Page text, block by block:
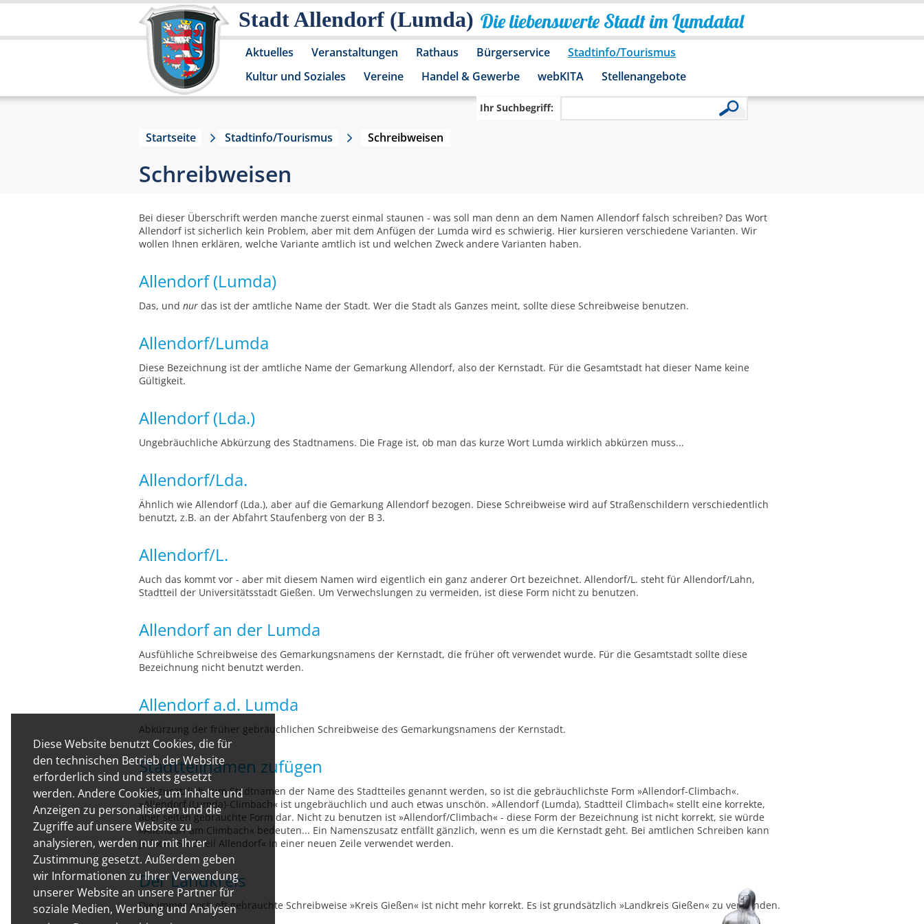
Diese Website benutzt Cookies, die für
den technischen Betrieb der Website
erforderlich sind und stets gesetzt
werden. Andere Cookies, um Inhalte und
Anzeigen zu personalisieren und die
Zugriffe auf unsere Website zu
analysieren, werden nur mit Ihrer
Zustimmung gesetzt. Außerdem geben
wir Informationen zu Ihrer Verwendung
unserer Website an unsere Partner für
soziale Medien, Werbung und Analysen
Stadt Allendorf (Lumda) Die liebenswerte Stadt im Lumdatal
Aktuelles Veranstaltungen Rathaus Bürgerservice
Stadtinfo/Tourismus
Kultur und Soziales
Vereine Handel & Gewerbe webKITA Stellenangebote
Ihr Suchbegriff:
Startseite Stadtinfo/Tourismus Schreibweisen
Schreibweisen
Bei dieser Überschrift werden manche zuerst einmal staunen - was soll man denn an dem Namen Allendorf falsch schreiben? Das Wort
Allendorf ist sicherlich kein Problem, aber mit dem Anfügen der Lumda wird es schwierig. Hier kursieren verschiedene Varianten. Wir
wollen Ihnen erklären, welche Variante amtlich ist und welchen Zweck andere Varianten haben.
Allendorf (Lumda)
Das, und nur das ist der amtliche Name der Stadt. Wer die Stadt als Ganzes meint, sollte diese Schreibweise benutzen.
Allendorf/Lumda
Diese Bezeichnung ist der amtliche Name der Gemarkung Allendorf, also der Kernstadt. Für die Gesamtstadt hat dieser Name keine
Gültigkeit.
Allendorf (Lda.)
Ungebräuchliche Abkürzung des Stadtnamens. Die Frage ist, ob man das kurze Wort Lumda wirklich abkürzen muss...
Allendorf/Lda.
Ähnlich wie Allendorf (Lda.), aber auf die Gemarkung Allendorf bezogen. Diese Schreibweise wird auf Straßenschildern verschiedentlich
benutzt, z.B. an der Abfahrt Staufenberg von der B 3.
Allendorf/L.
Auch das kommt vor - aber mit diesem Namen wird eigentlich ein ganz anderer Ort bezeichnet. Allendorf/L. steht für Allendorf/Lahn,
Stadtteil der Universitätsstadt Gießen. Um Verwechslungen zu vermeiden, ist diese Form nicht zu benutzen.
Allendorf an der Lumda
Ausfühliche Schreibweise des Gemarkungsnamens der Kernstadt, die früher oft verwendet wurde. Für die Gesamtstadt sollte diese
Bezeichnung nicht benutzt werden.
Allendorf a.d. Lumda
Abkürzung der früher gebräuchlichen Schreibweise des Gemarkungsnamens der Kernstadt.
Stadtteilnamen zufügen
Soll zusätzlich zum Stadtnamen der Name des Stadtteiles genannt werden, so ist die gebräuchlichste Form »Allendorf-Climbach«.
»Allendorf (Lumda)-Climbach« ist ungebräuchlich und auch etwas unschön. »Allendorf (Lumda), Stadtteil Climbach« stellt eine korrekte,
aber selten gebrauchte Form dar. Nicht zu benutzen ist »Allendorf/Climbach« - diese Form der Bezeichnung ist nicht korrekt, sie würde
»Allendorf am Climbach« bedeuten... Ein Namenszusatz entfällt gänzlich, wenn es um die Kernstadt geht. Bei amtlichen Schreiben kann
jedoch »Stadtteil Allendorf« in einer neuen Zeile verwendet werden.
Der Landkreis
Die immer noch oft gebrauchte Schreibweise »Kreis Gießen« ist nicht mehr korrekt. Es ist grundsätzlich »Landkreis Gießen« zu verwenden.